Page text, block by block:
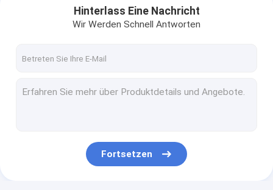
Leichte Wand-Maschine
AAC-Autoklav
AAC-Block-Betriebsmaschinerie
Hinterlass Eine Nachricht
Wir Werden Schnell Antworten
Fortsetzen